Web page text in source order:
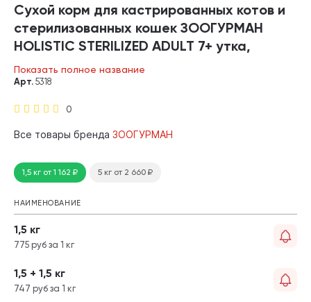
Сухой корм для кастрированных котов и
стерилизованных кошек ЗООГУРМАН
HOLISTIC STERILIZED ADULT 7+ утка,
яблоко, рис (1,5 кг)
Показать полное название
0
Арт. 5318
Все товары бренда ЗООГУРМАН
1,5 кг от 1 162₽ 5 кг от 2 660 ₽
НАИМЕНОВАНИЕ
1,5 кг
775 руб за 1 кг
1,5 + 1,5 кг
747 руб за 1 кг